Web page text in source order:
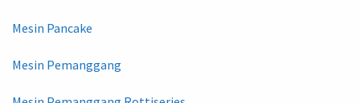
Mesin Pancake
Mesin Pemanggang